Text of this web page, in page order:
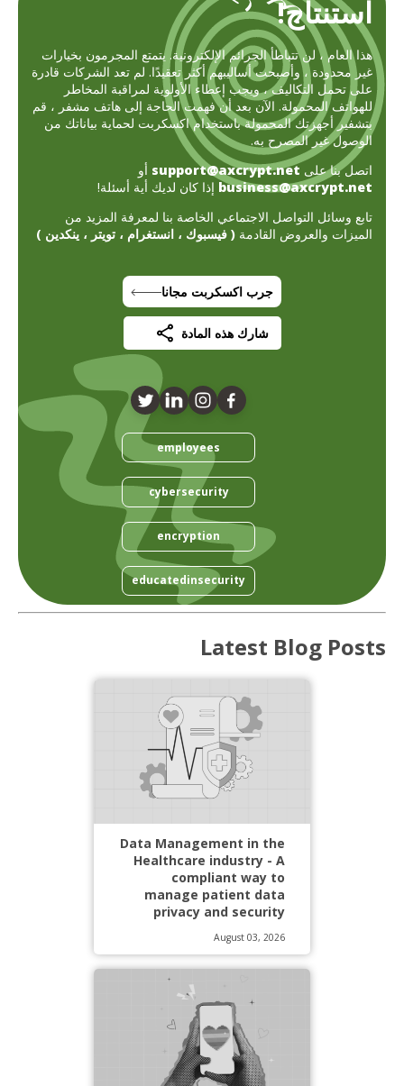
استنتاج!
هذا العام ، لن تتباطأ الجرائم الإلكترونية. يتمتع المجرمون بخيارات
غير محدودة ، وأصبحت أساليبهم أكثر تعقيدًا. لم تعد الشركات قادرة
على تحمل التكاليف ، ويجب إعطاء الأولوية لمراقبة المخاطر
للهواتف المحمولة. الآن بعد أن فهمت الحاجة إلى هاتف مشفر ، قم
بتشفير أجهزتك المحمولة باستخدام اكسكربت لحماية بياناتك من
الوصول غير المصرح به.
اتصل بنا على support@axcrypt.net أو
business@axcrypt.net إذا كان لديك أية أسئلة!
تابع وسائل التواصل الاجتماعي الخاصة بنا لمعرفة المزيد من
الميزات والعروض القادمة ( فيسبوك ، انستغرام ، تويتر ، ينكدين )
جرب اكسكربت مجانا
شارك هذه المادة
employees
cybersecurity
encryption
educatedinsecurity
Latest Blog Posts
Data Management in the
Healthcare industry - A
compliant way to
manage patient data
privacy and security
August 03, 2026